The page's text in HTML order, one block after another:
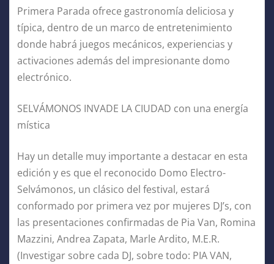
Primera Parada ofrece gastronomía deliciosa y
típica, dentro de un marco de entretenimiento
donde habrá juegos mecánicos, experiencias y
activaciones además del impresionante domo
electrónico.
SELVÁMONOS INVADE LA CIUDAD con una energía
mística
Hay un detalle muy importante a destacar en esta
edición y es que el reconocido Domo Electro-
Selvámonos, un clásico del festival, estará
conformado por primera vez por mujeres DJ’s, con
las presentaciones confirmadas de Pia Van, Romina
Mazzini, Andrea Zapata, Marle Ardito, M.E.R.
(Investigar sobre cada DJ, sobre todo: PIA VAN,